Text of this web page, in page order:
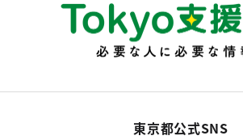
東京都公式SNS